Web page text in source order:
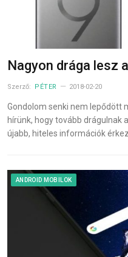
Nagyon drága lesz
Szerző: PÉTER 2018-02-20
Gondolom senki nem lepődött
hírünk, hogy tovább drágulnak
újabb, hiteles információk
ANDROID MOBILOK